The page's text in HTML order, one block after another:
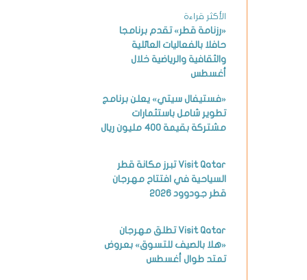
الأكثر قراءة
«رزنامة قطر» تقدم برنامجا
حافلا بالفعاليات العائلية
والثقافية والرياضية خلال
أغسطس
«فستيفال سيتي» يعلن برنامج
تطوير شامل باستثمارات
مشتركة بقيمة 400 مليون ريال
Visit Qatar تبرز مكانة قطر
السياحية في افتتاح مهرجان
قطر جودوود 2026
Visit Qatar تطلق مهرجان
«هلا بالصيف للتسوق» بعروض
تمتد طوال أغسطس